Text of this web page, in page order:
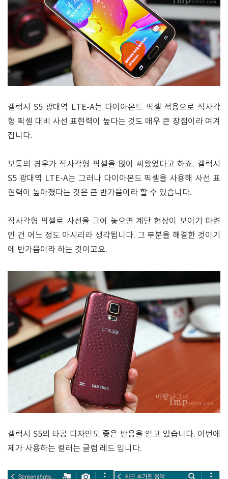
갤럭시 S5 광대역 LTE-A는 다이아몬드 픽셀 적용으로 직사각
형 픽셀 대비 사선 표현력이 높다는 것도 매우 큰 장점이라 여겨
집니다.
보통의 경우가 직사각형 픽셀을 많이 써왔었다고 하죠. 갤럭시
S5 광대역 LTE-A는 그러나 다이아몬드 픽셀을 사용해 사선 표
현력이 높아졌다는 것은 큰 반가움이라 할 수 있습니다.
직사각형 픽셀로 사선을 그어 놓으면 계단 현상이 보이기 마련
인 건 어느 정도 아시리라 생각됩니다. 그 부분을 해결한 것이기
에 반가움이라 하는 것이고요.
갤럭시 S5의 타공 디자인도 좋은 반응을 얻고 있습니다. 이번에
제가 사용하는 컬러는 글램 레드 입니다.